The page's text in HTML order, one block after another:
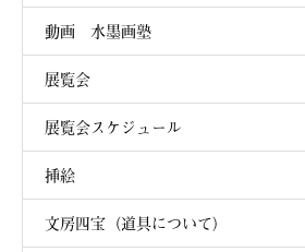
動画 水墨画塾
展覧会
展覧会スケジュール
挿絵
文房四宝（道具について）